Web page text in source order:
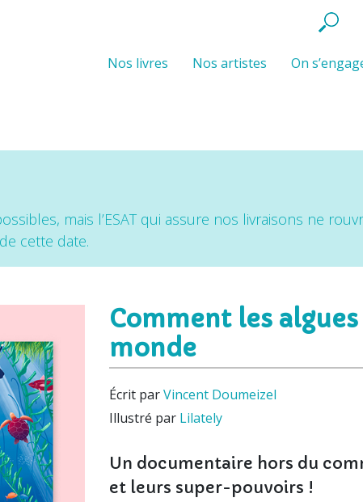
Nos livres Nos artistes On
mais l’ESAT qui assure nos livraisons ne
cette date.
Comment les
monde
Écrit parVincent Doumeizel
Illustré par Lilately
Un documentaire hors du
et leurs super-pouvoirs !